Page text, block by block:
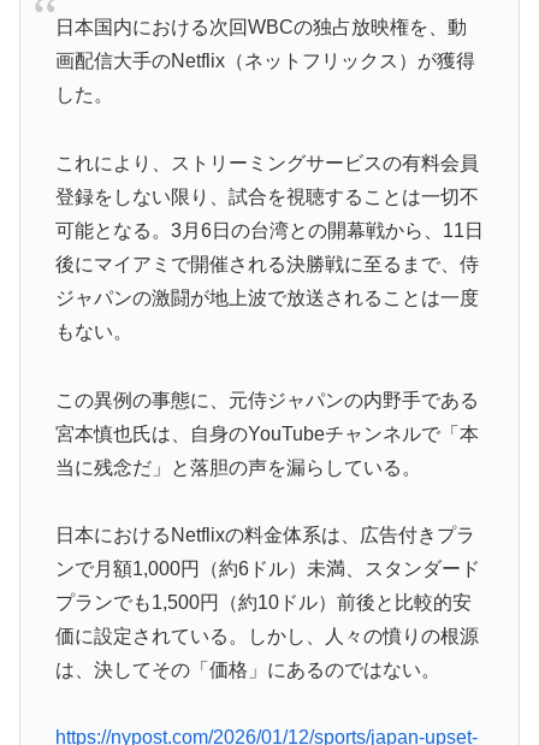
▶
【伝説の100得点、いまだ都市伝説扱い】海外「バムの
83点でようやく信じた」
▶
外国人「日本の未来は安泰だ」16歳MF三井寺眞、衝撃
▶
韓国人「我が国がクウェート戦で行った審判買収が本当
に深刻である理由がこちら…」→「これはダメなやつ…
（ﾌﾞﾙﾌﾞﾙ」＝韓国の反応
▶
海外「日本人はなんて気高いんだ！」 英高級紙も驚愕
▶
「1個9,983キロカロリー、成人が4〜5日かけて食べる
量」店名は『心臓発作グリル』、そこで本当に心臓発作
が起きた日
に偉人っている？」
▶ 韓国人「熊本地震で見る日本の土木技術の完全勝利をご
覧ください」→「これはすごいわ」「こういうのを見る
と日本人は何か適当に作る感じがしない・・・」「あれ
よ」
日本国内における次回WBCの独占放映権を、動
画配信大手のNetflix（ネットフリックス）が獲得
した。
これにより、ストリーミングサービスの有料会員
登録をしない限り、試合を視聴することは一切不
可能となる。3月6日の台湾との開幕戦から、11日
後にマイアミで開催される決勝戦に至るまで、侍
ジャパンの激闘が地上波で放送されることは一度
もない。
この異例の事態に、元侍ジャパンの内野手である
宮本慎也氏は、自身のYouTubeチャンネルで「本
当に残念だ」と落胆の声を漏らしている。
日本におけるNetflixの料金体系は、広告付きプラ
ンで月額1,000円（約6ドル）未満、スタンダード
プランでも1,500円（約10ドル）前後と比較的安
価に設定されている。しかし、人々の憤りの根源
は、決してその「価格」にあるのではない。
https://nypost.com/2026/01/12/sports/japan-upset-